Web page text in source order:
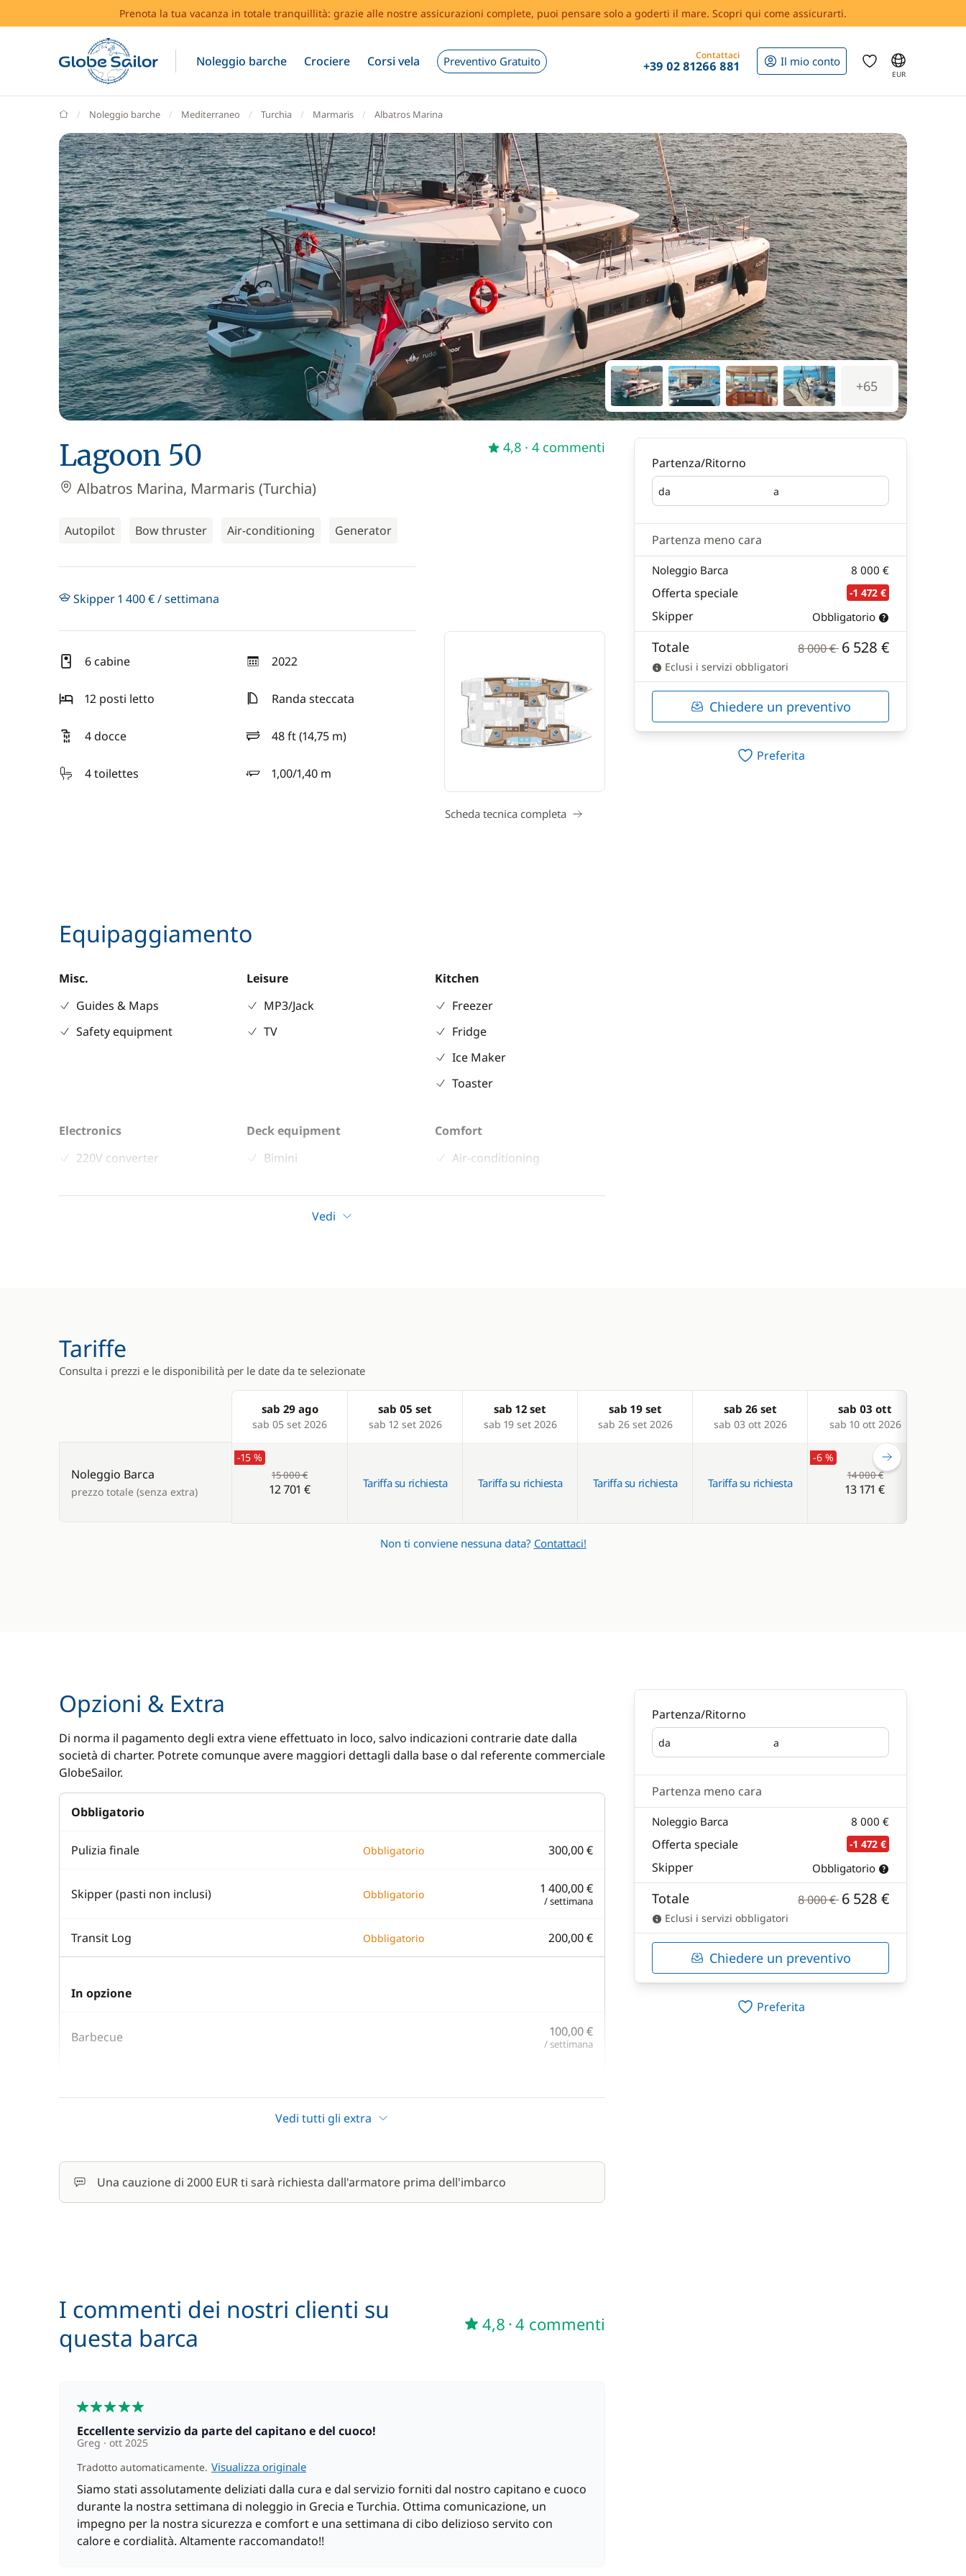
Prenota la tua vacanza in totale tranquillità: grazie alle nostre assicurazioni complete, puoi pensare solo a goderti il mare. Scopri qui come assicurarti.
Noleggio barche Crociere Corsi vela Preventivo Gratuito Contattaci
+39 02 81266 881 Il mio conto
EUR
GlobeSailor
Noleggio barche Mediterraneo Turchia Marmaris Albatros Marina
+65
Lagoon 50
Albatros Marina, Marmaris (Turchia)
Autopilot Bow thruster Air-conditioning Generator
4,8 · 4 commenti
Skipper 1 400 € / settimana
6 cabine 2022
anno
12 posti letto
Randa steccata
4 docce 48 ft (14,75 m)
lunghezza
4 toilettes
1,00/1,40 m
pescaggio
Scheda tecnica completa
Equipaggiamento
Misc.
Guides & Maps
Safety equipment
Leisure
MP3/Jack
TV
Kitchen
Freezer
Fridge
Ice Maker
Toaster
Electronics
220V converter
Deck equipment
Bimini
Cockpit table
Comfort
Air-conditioning
Vedi
Partenza/Ritorno
da
Partenza a
Ritorno
Partenza meno cara
Noleggio Barca 8 000 €
Offerta speciale -1 472 €
Skipper Obbligatorio
Totale 8 000 € 6 528 €
Eclusi i servizi obbligatori
Chiedere un preventivo
Preferita
Tariffe
Consulta i prezzi e le disponibilità per le date da te selezionate
Products
sab 29 ago
sab 05 set 2026
sab 05 set
sab 12 set 2026
sab 12 set
sab 19 set 2026
sab 19 set
sab 26 set 2026
sab 26 set
sab 03 ott 2026
sab 03 ott
sab 10 ott 2026
Noleggio Barca
prezzo totale (senza extra)
-15 %
15 000 €
12 701 € Tariffa su richiesta Tariffa su richiesta Tariffa su richiesta Tariffa su richiesta
-6 %
14 000 €
13 171 €
Non ti conviene nessuna data? Contattaci!
Opzioni & Extra
Di norma il pagamento degli extra viene effettuato in loco, salvo indicazioni contrarie date dalla
società di charter. Potrete comunque avere maggiori dettagli dalla base o dal referente commerciale
GlobeSailor.
Obbligatorio
Pulizia finale Obbligatorio 300,00 €
Skipper (pasti non inclusi) Obbligatorio 1 400,00 €
/ settimana
Transit Log Obbligatorio 200,00 €
In opzione
Barbecue 100,00 €
/ settimana
Kayak
Seabob / Scooter d'acqua 1 500,00 €
Vedi tutti gli extra
Una cauzione di 2000 EUR ti sarà richiesta dall'armatore prima dell'imbarco
I commenti dei nostri clienti su
questa barca
4,8 ·4 commenti
Eccellente servizio da parte del capitano e del cuoco!
Greg
ott 2025
Tradotto automaticamente. Visualizza originale
Siamo stati assolutamente deliziati dalla cura e dal servizio forniti dal nostro capitano e cuoco
durante la nostra settimana di noleggio in Grecia e Turchia. Ottima comunicazione, un
impegno per la nostra sicurezza e comfort e una settimana di cibo delizioso servito con
calore e cordialità. Altamente raccomandato!!
Partenza/Ritorno
da
Partenza a
Ritorno
Partenza meno cara
Noleggio Barca 8 000 €
Offerta speciale -1 472 €
Skipper Obbligatorio
Totale 8 000 € 6 528 €
Eclusi i servizi obbligatori
Chiedere un preventivo
Preferita